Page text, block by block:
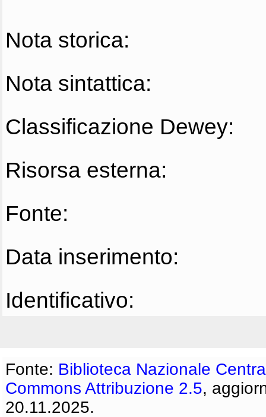
Nota storica:
Nota sintattica:
Classificazione Dewey:
Risorsa esterna:
Fonte:
Data inserimento:
Identificativo:
Fonte: Biblioteca Nazionale
Commons Attribuzione 2.5,
20.11.2025.